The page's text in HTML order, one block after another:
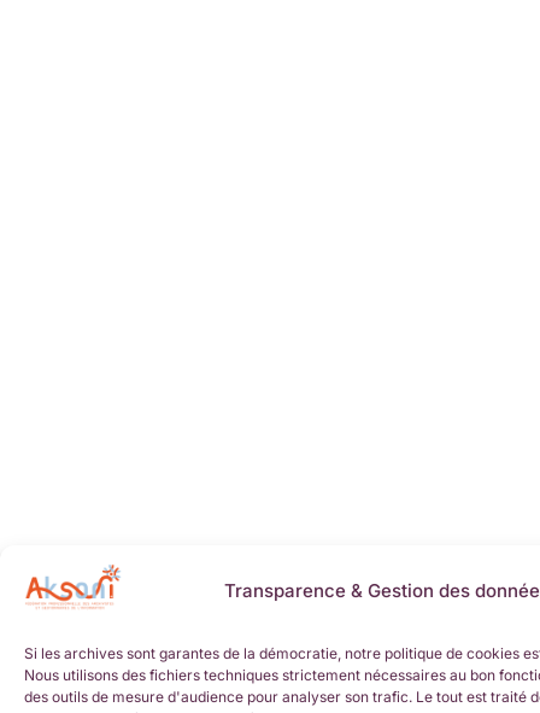
Transparence & Gestion des
Si les archives sont garantes de la démocratie, notre politique de cookies
Nous utilisons des fichiers techniques strictement nécessaires au bon
des outils de mesure d'audience pour analyser son trafic. Le tout est traité